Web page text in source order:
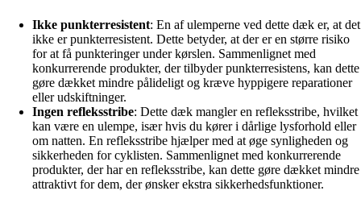
Ikke punkterresistent: En af ulemperne ved dette dæk er, at det
ikke er punkterresistent. Dette betyder, at der er en større risiko
for at få punkteringer under kørslen. Sammenlignet med
konkurrerende produkter, der tilbyder punkterresistens, kan dette
gøre dækket mindre pålideligt og kræve hyppigere reparationer
eller udskiftninger.
Ingen refleksstribe: Dette dæk mangler en refleksstribe, hvilket
kan være en ulempe, især hvis du kører i dårlige lysforhold eller
om natten. En refleksstribe hjælper med at øge synligheden og
sikkerheden for cyklisten. Sammenlignet med konkurrerende
produkter, der har en refleksstribe, kan dette gøre dækket mindre
attraktivt for dem, der ønsker ekstra sikkerhedsfunktioner.